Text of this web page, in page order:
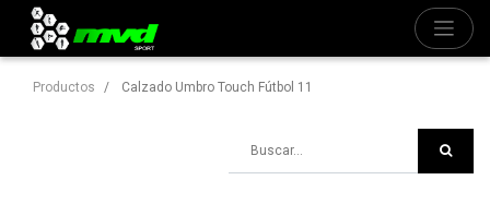
Productos Calzado Umbro Touch Fútbol 11